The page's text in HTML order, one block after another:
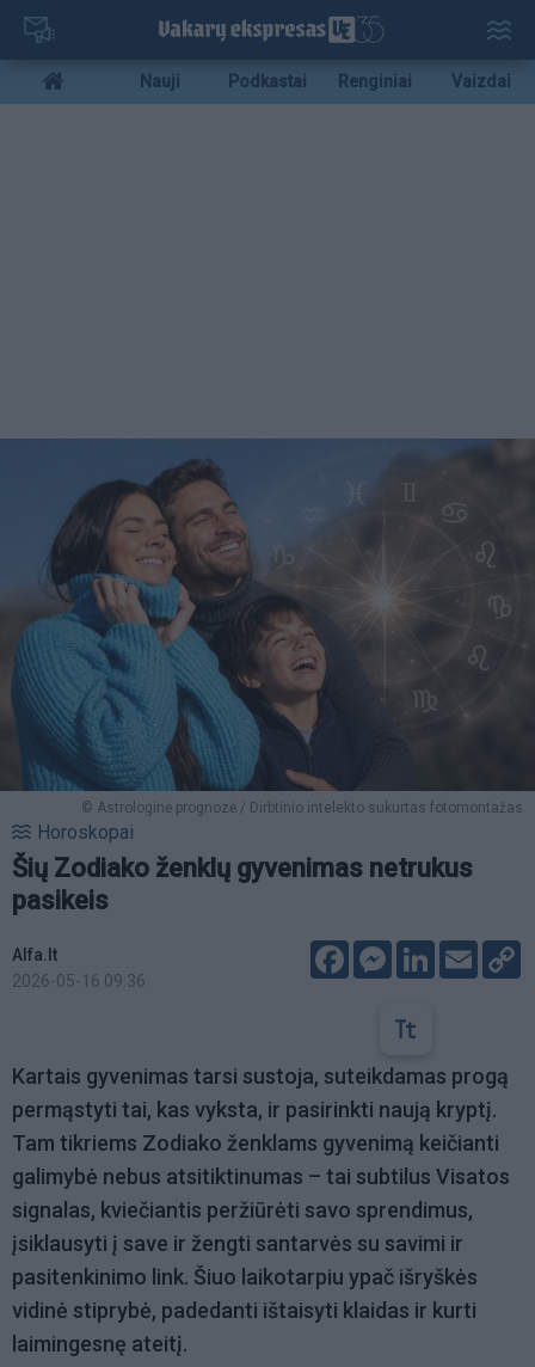
Pereiti
pagrindinį
turinį
Mobile
menu
Nauji Podkastai Renginiai Vaizdai
© Astrologinė prognozė / Dirbtinio intelekto sukurtas fotomontažas
Horoskopai
Šių Zodiako ženklų gyvenimas netrukus
pasikeis
Alfa.lt
2026-05-16 09:36
FacebookMessenger
LinkedIn
Email
Kartais gyvenimas tarsi sustoja, suteikdamas progą
permąstyti tai, kas vyksta, ir pasirinkti naują kryptį.
Tam tikriems Zodiako ženklams gyvenimą keičianti
galimybė nebus atsitiktinumas – tai subtilus Visatos
signalas, kviečiantis peržiūrėti savo sprendimus,
įsiklausyti į save ir žengti santarvės su savimi ir
pasitenkinimo link. Šiuo laikotarpiu ypač išryškės
vidinė stiprybė, padedanti ištaisyti klaidas ir kurti
laimingesnę ateitį.